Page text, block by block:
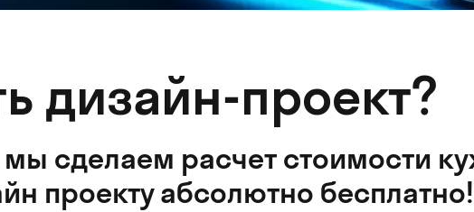
дизайн-проект?
сделаем расчет стоимости
проекту абсолютно бесплатно!